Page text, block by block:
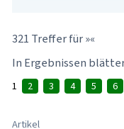
321 Treffer für »«
In Ergebnissen
1 2 3 4 5 6
Artikel